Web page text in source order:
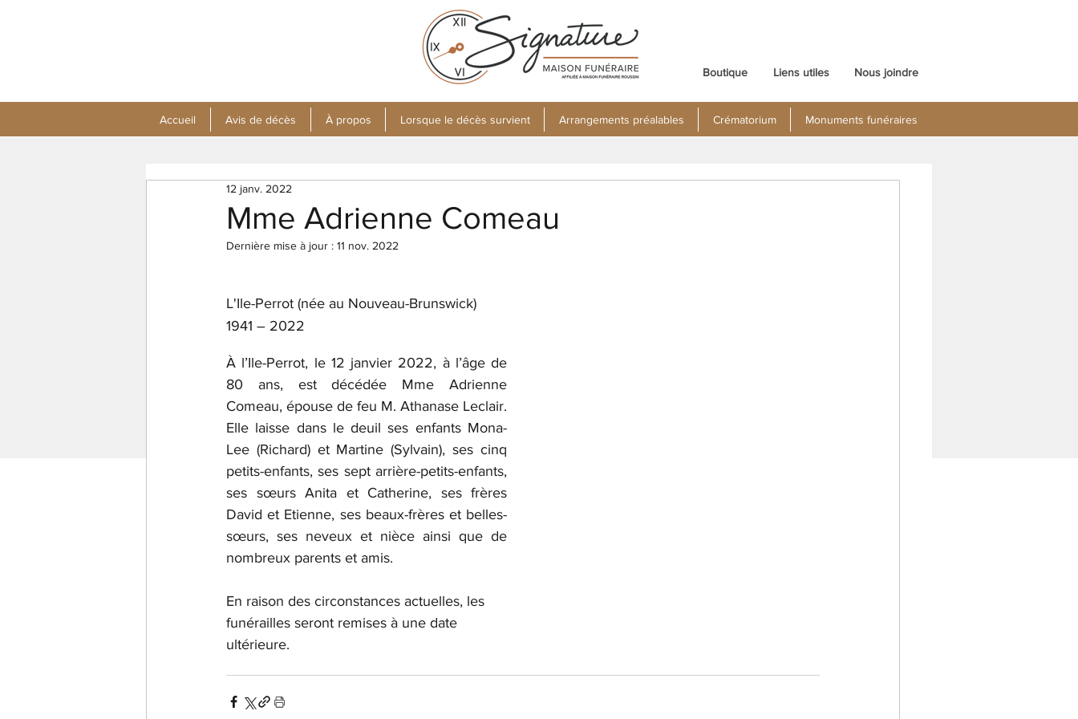
Boutique Liens utiles Nous joindre
Accueil Avis de décès À propos Lorsque le décès survient Arrangements préalables Crématorium Monuments funéraires
Mme Adrienne Comeau
12 janv. 2022
Dernière mise à jour : 11 nov. 2022
L'Ile-Perrot (née au Nouveau-Brunswick)
1941 – 2022
À l’Ile-Perrot, le 12 janvier 2022, à l’âge de
80 ans, est décédée Mme Adrienne
Comeau, épouse de feu M. Athanase Leclair.
Elle laisse dans le deuil ses enfants Mona-
Lee (Richard) et Martine (Sylvain), ses cinq
petits-enfants, ses sept arrière-petits-enfants,
ses sœurs Anita et Catherine, ses frères
David et Etienne, ses beaux-frères et belles-
sœurs, ses neveux et nièce ainsi que de
nombreux parents et amis.
En raison des circonstances actuelles, les
funérailles seront remises à une date
ultérieure.